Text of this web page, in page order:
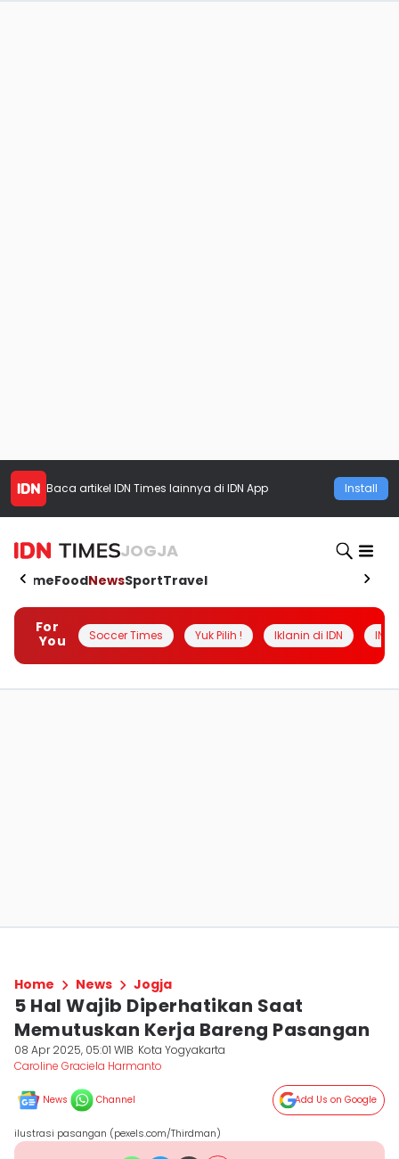
Baca artikel IDN Times lainnya di IDN App Install
JOGJA
HomeFoodNewsSportTravel
For
You
Soccer Times Yuk Pilih ! Iklanin di IDN
Home News Jogja
5 Hal Wajib Diperhatikan Saat
Memutuskan Kerja Bareng Pasangan
08 Apr 2025, 05:01 WIB Kota Yogyakarta
Caroline Graciela Harmanto
News Channel Add Us on Google
ilustrasi pasangan (pexels.com/Thirdman)